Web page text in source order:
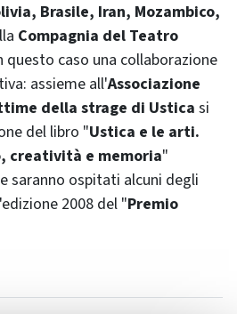
Brasile, Iran, Mozambico,
Compagnia del Teatro
questo caso una collaborazione
assieme all'Associazione
della strage di Ustica si
del libro "Ustica e le arti.
creatività e memoria"
saranno ospitati alcuni degli
2008 del "Premio